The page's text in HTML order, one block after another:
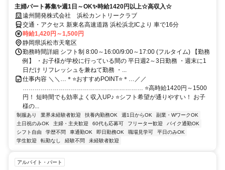
主婦パート募集✨週1日～OK✨時給1420円以上☆高収入☆
遠州開発株式会社 浜松カントリークラブ
交通・アクセス 新東名高速道路 浜松浜北ICより 車で16分
時給1,420円～1,500円
静岡県浜松市天竜区
勤務時間詳細 シフト制 8:00～16:00/9:00～17:00 (フルタイム) 【勤務
例】 ・お子様が学校に行っている間の 平日週2～3日勤務 ・週末に1
日だけ リフレッシュを兼ねて勤務 ・...
仕事内容 ＼＼…＊⭐おすすめPOINT⭐＊…／／
…………………………………………………… ⭐高時給1420円～1500
円！ 短時間でも効率よく収入UP♪ ⭐シフト希望が通りやすい！ お子
様の...
制服あり 業界未経験者歓迎 扶養内勤務OK 週1日からOK
副業・WワークOK
土日祝のみOK
主婦・主夫歓迎 60代も応募可 フリーター歓迎
バイク通勤OK
シフト自由
学歴不問 車通勤OK 即日勤務OK 職場見学可
平日のみOK
学生歓迎
転勤なし 経験不問 未経験者歓迎
アルバイト・パート